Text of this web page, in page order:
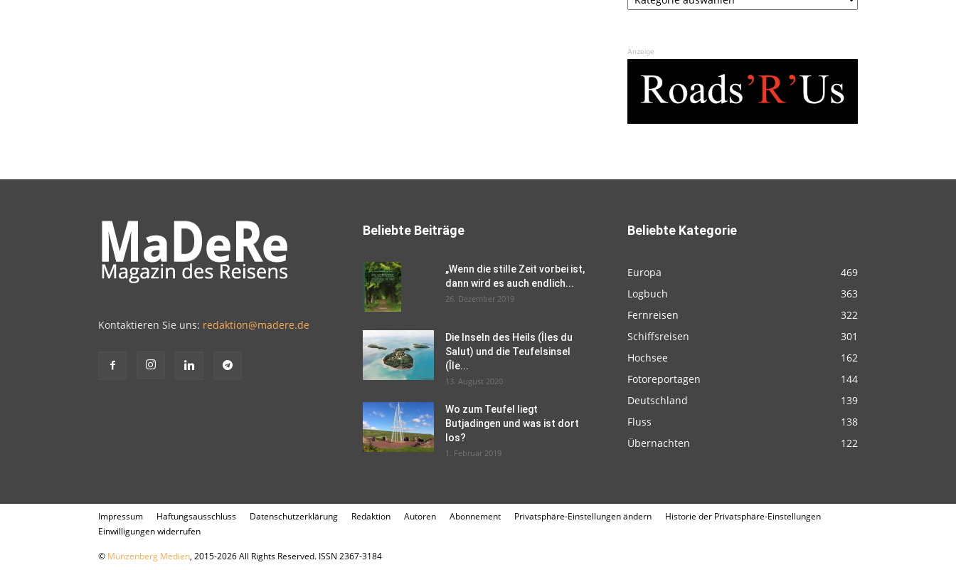
Anzeige
Kontaktieren Sie uns: redaktion@madere.de
Beliebte Beiträge
„Wenn die stille Zeit vorbei ist,
dann wird es auch endlich...
26. Dezember 2019
Die Inseln des Heils (Îles du
Salut) und die Teufelsinsel
(Île...
13. August 2020
Wo zum Teufel liegt
Butjadingen und was ist dort
los?
1. Februar 2019
Beliebte Kategorie
Europa
469
Logbuch
363
Fernreisen
322
Schiffsreisen
301
Hochsee
162
Fotoreportagen
144
Deutschland
139
Fluss
138
Übernachten
122
Impressum Haftungsausschluss Datenschutzerklärung Redaktion Autoren Abonnement Privatsphäre-Einstellungen ändern
Historie der Privatsphäre-Einstellungen
Einwilligungen widerrufen
© Münzenberg Medien, 2015-2026 All Rights Reserved. ISSN 2367-3184